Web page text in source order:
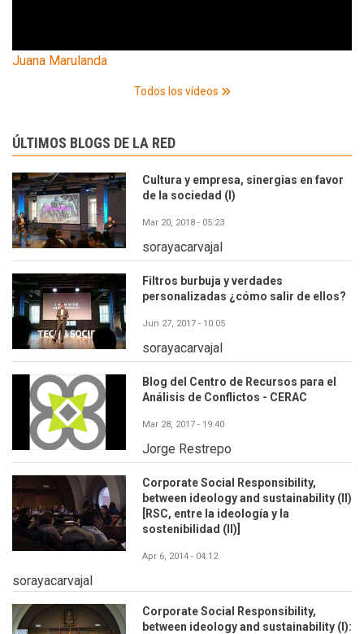
Juana Marulanda
Todos los vídeos
ÚLTIMOS BLOGS DE LA RED
Cultura y empresa, sinergias en favor
de la sociedad (I)
Mar 20, 2018 - 05:23
sorayacarvajal
Filtros burbuja y verdades
personalizadas ¿cómo salir de ellos?
Jun 27, 2017 - 10:05
sorayacarvajal
Blog del Centro de Recursos para el
Análisis de Conflictos - CERAC
Mar 28, 2017 - 19:40
Jorge Restrepo
Corporate Social Responsibility,
between ideology and sustainability (II)
[RSC, entre la ideología y la
sostenibilidad (II)]
Apr 6, 2014 - 04:12
sorayacarvajal
Corporate Social Responsibility,
between ideology and sustainability (I):